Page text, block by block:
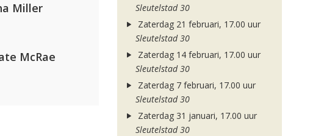
Miller
McRae
Sleutelstad 30
Zaterdag 21 februari, 17.00 uur
Sleutelstad 30
Zaterdag 14 februari, 17.00 uur
Sleutelstad 30
Zaterdag 7 februari, 17.00 uur
Sleutelstad 30
Zaterdag 31 januari, 17.00 uur
Sleutelstad 30